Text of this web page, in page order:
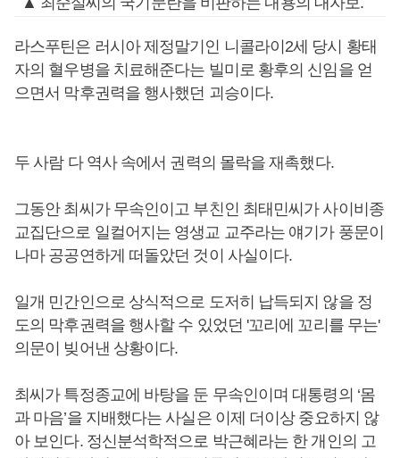
라스푸틴은 러시아 제정말기인 니콜라이2세 당시 황태
자의 혈우병을 치료해준다는 빌미로 황후의 신임을 얻
으면서 막후권력을 행사했던 괴승이다.
두 사람 다 역사 속에서 권력의 몰락을 재촉했다.
그동안 최씨가 무속인이고 부친인 최태민씨가 사이비종
교집단으로 일컬어지는 영생교 교주라는 얘기가 풍문이
나마 공공연하게 떠돌았던 것이 사실이다.
일개 민간인으로 상식적으로 도저히 납득되지 않을 정
도의 막후권력을 행사할 수 있었던 '꼬리에 꼬리를 무는'
의문이 빚어낸 상황이다.
최씨가 특정종교에 바탕을 둔 무속인이며 대통령의 ‘몸
과 마음’을 지배했다는 사실은 이제 더이상 중요하지 않
아 보인다. 정신분석학적으로 박근혜라는 한 개인의 고